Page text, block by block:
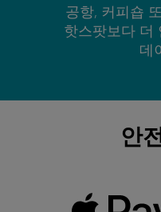
공항, 커피숍
핫스팟보다 더
데
안